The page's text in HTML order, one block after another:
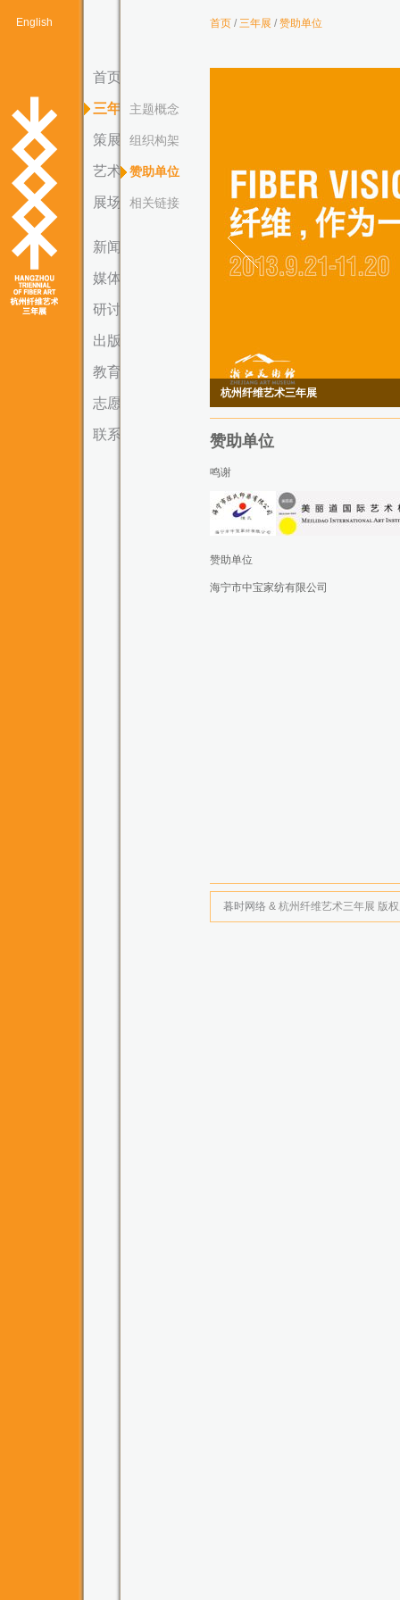
English
首页
三年展
策展人
艺术家
展场
新闻
媒体专区
研讨会
出版物
教育
志愿者
联系我们
主题概念
组织构架
赞助单位
相关链接
首页 / 三年展 / 赞助单位
杭州纤维艺术三年展
赞助单位
鸣谢
赞助单位
海宁市中宝家纺有限公司
暮时网络 & 杭州纤维艺术三年展 版